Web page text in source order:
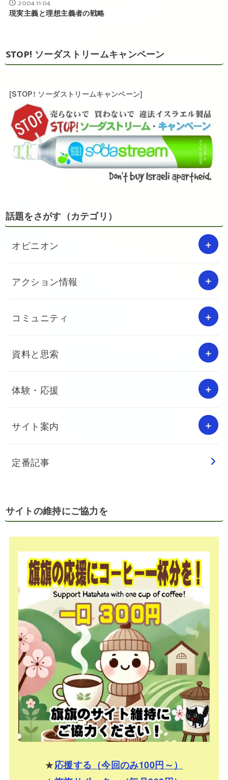
2004.11.04
現実主義と理想主義者の戦略
STOP! ソーダストリームキャンペーン
[STOP! ソーダストリームキャンペーン]
話題をさがす（カテゴリ）
オピニオン
アクション情報
コミュニティ
資料と思索
体験・応援
サイト案内
定番記事
サイトの維持にご協力を
★応援する（今回のみ100円～）